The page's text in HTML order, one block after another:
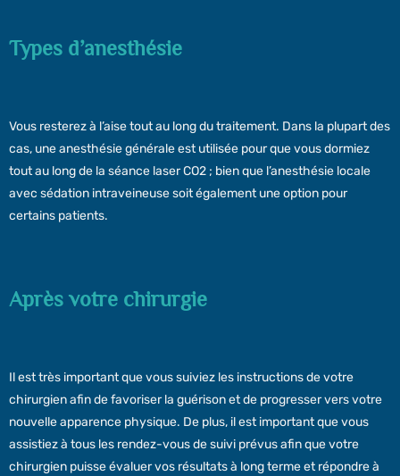
Types d’anesthésie
Vous resterez à l’aise tout au long du traitement. Dans la plupart des
cas, une anesthésie générale est utilisée pour que vous dormiez
tout au long de la séance laser CO2 ; bien que l’anesthésie locale
avec sédation intraveineuse soit également une option pour
certains patients.
Après votre chirurgie
Il est très important que vous suiviez les instructions de votre
chirurgien afin de favoriser la guérison et de progresser vers votre
nouvelle apparence physique. De plus, il est important que vous
assistiez à tous les rendez-vous de suivi prévus afin que votre
chirurgien puisse évaluer vos résultats à long terme et répondre à